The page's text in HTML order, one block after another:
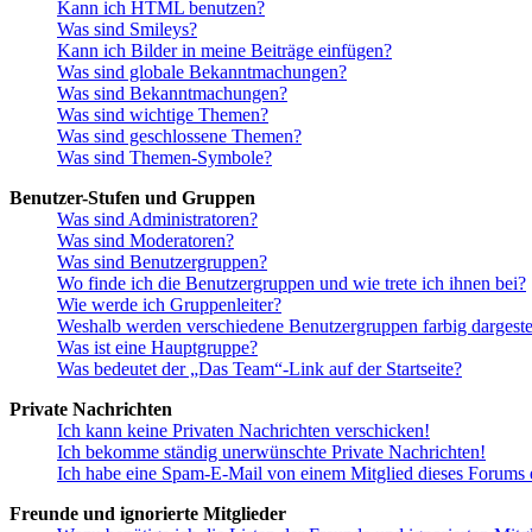
Kann ich HTML benutzen?
Was sind Smileys?
Kann ich Bilder in meine Beiträge einfügen?
Was sind globale Bekanntmachungen?
Was sind Bekanntmachungen?
Was sind wichtige Themen?
Was sind geschlossene Themen?
Was sind Themen-Symbole?
Benutzer-Stufen und Gruppen
Was sind Administratoren?
Was sind Moderatoren?
Was sind Benutzergruppen?
Wo finde ich die Benutzergruppen und wie trete ich ihnen bei?
Wie werde ich Gruppenleiter?
Weshalb werden verschiedene Benutzergruppen farbig
Was ist eine Hauptgruppe?
Was bedeutet der „Das Team“-Link auf der Startseite?
Private Nachrichten
Ich kann keine Privaten Nachrichten verschicken!
Ich bekomme ständig unerwünschte Private Nachrichten!
Ich habe eine Spam-E-Mail von einem Mitglied dieses Forums
Freunde und ignorierte Mitglieder